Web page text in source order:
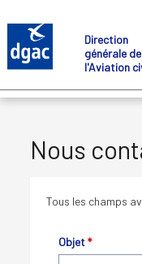
au
contenu
principal
Direction
générale de
l'Aviation
Nous
Tous les champs
Objet*